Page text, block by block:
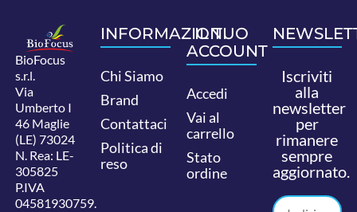
BioFocus
s.r.l.
Via
Umberto I
46 Maglie
(LE) 73024
N. Rea: LE-
305825
P.IVA
04581930759.
INFORMAZIONI
Chi Siamo
Brand
Contattaci
Politica di
reso
IL TUO
ACCOUNT
Accedi
Vai al
carrello
Stato
ordine
Iscriviti
alla
newsletter
per
rimanere
sempre
aggiornato.